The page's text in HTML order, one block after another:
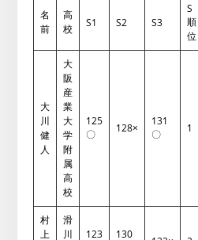
名
前
高
校
S1 S2 S3
S
順
位
大
川
健
人
大
阪
産
業
大
学
附
属
高
校
125
〇
128×
131
〇
1
村
上
滑
川
123
130